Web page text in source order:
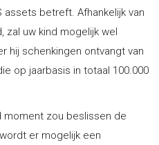
betreft. Afhankelijk van
zal uw kind mogelijk wel
hij schenkingen ontvangt van
op jaarbasis in totaal 100.000
moment zou beslissen de
er mogelijk een